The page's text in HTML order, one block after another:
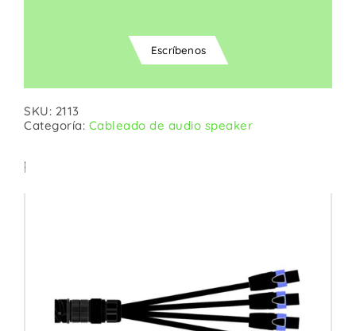
Escríbenos
SKU: 2113
Categoría: Cableado de audio speaker
Productos relacionados: